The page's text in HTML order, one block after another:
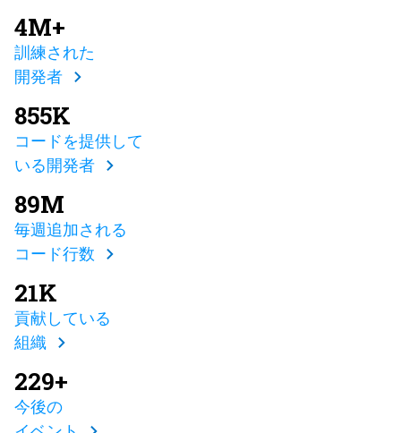
4M+
訓練された
開発者
855K
コードを提供して
いる開発者
89M
毎週追加される
コード行数
21K
貢献している
組織
229+
今後の